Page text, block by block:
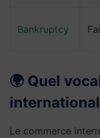
Bankruptcy
🌍 Quel
Le commerce